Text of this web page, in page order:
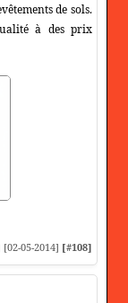
de sols.
à des prix
05-2014] [#108]